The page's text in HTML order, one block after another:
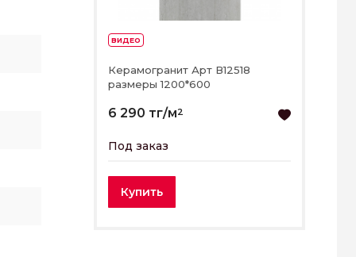
ВИДЕО
Керамогранит Арт В12518
размеры 1200*600
6 290 тг/м2
Под заказ
Купить